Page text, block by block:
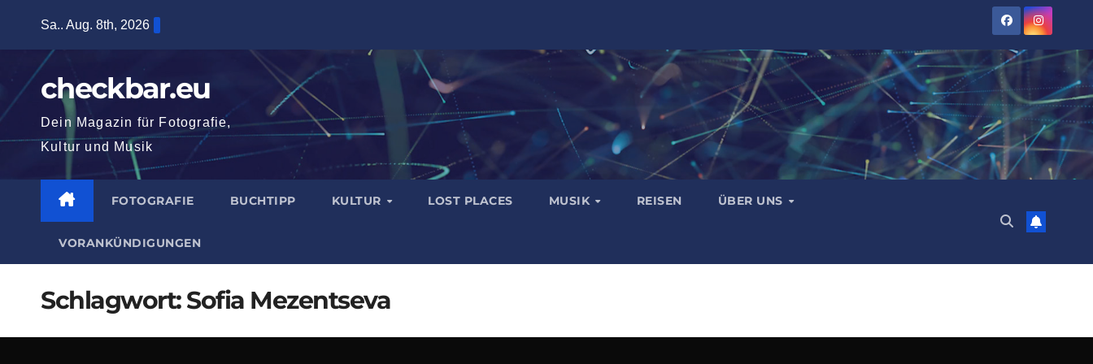
springen
Sa.. Aug. 8th, 2026
checkbar.eu
Dein Magazin für Fotografie,
Kultur und Musik
FOTOGRAFIE BUCHTIPP KULTUR LOST PLACES MUSIK REISEN ÜBER UNS
VORANKÜNDIGUNGEN
Schlagwort:Sofia Mezentseva